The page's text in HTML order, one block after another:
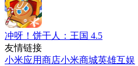
冲呀！饼干人：王国 4.5
友情链接
小米应用商店小米商城英雄互娱